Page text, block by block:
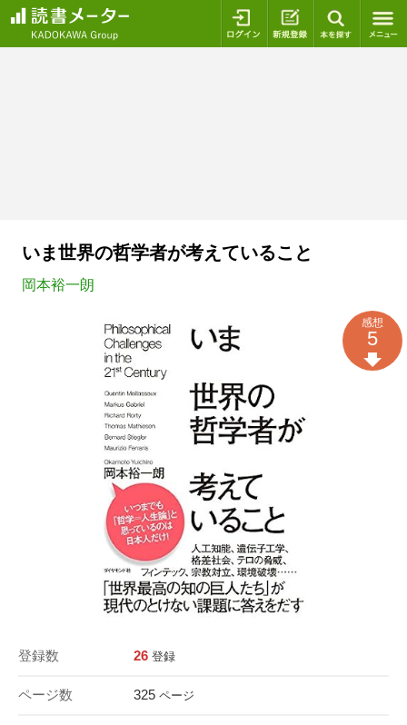
ログイン 新規登録
いま世界の哲学者が考えていること
岡本裕一朗
登録数 26 登録
ページ数 325 ページ
感想
5